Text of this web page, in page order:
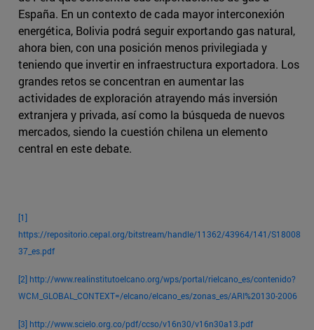
España. En un contexto de cada mayor interconexión
energética, Bolivia podrá seguir exportando gas natural,
ahora bien, con una posición menos privilegiada y
teniendo que invertir en infraestructura exportadora. Los
grandes retos se concentran en aumentar las
actividades de exploración atrayendo más inversión
extranjera y privada, así como la búsqueda de nuevos
mercados, siendo la cuestión chilena un elemento
central en este debate.
[1]
https://repositorio.cepal.org/bitstream/handle/11362/43964/141/S18008
37_es.pdf
[2] http://www.realinstitutoelcano.org/wps/portal/rielcano_es/contenido?
WCM_GLOBAL_CONTEXT=/elcano/elcano_es/zonas_es/ARI%20130-2006
[3] http://www.scielo.org.co/pdf/ccso/v16n30/v16n30a13.pdf